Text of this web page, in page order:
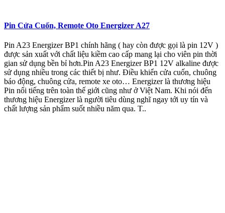
Pin Cửa Cuốn, Remote Oto Energizer A27
Pin A23 Energizer BP1 chính hãng ( hay còn được gọi là pin 12V )
được sản xuất với chất liệu kiềm cao cấp mang lại cho viên pin thời
gian sử dụng bền bỉ hơn.Pin A23 Energizer BP1 12V alkaline được
sử dụng nhiều trong các thiết bị như. Điều khiển cửa cuốn, chuông
báo động, chuông cửa, remote xe oto… Energizer là thương hiệu
Pin nổi tiếng trên toàn thế giới cũng như ở Việt Nam. Khi nói đến
thương hiệu Energizer là người tiêu dùng nghĩ ngay tới uy tín và
chất lượng sản phẩm suốt nhiều năm qua. T..